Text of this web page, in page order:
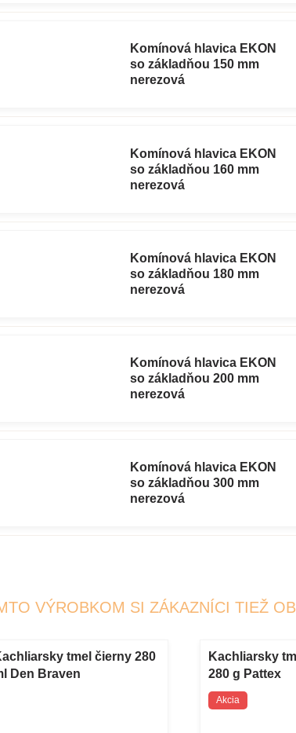
Komínová hlavica EKON
so základňou 150 mm
nerezová
Komínová hlavica EKON
so základňou 160 mm
nerezová
Komínová hlavica EKON
so základňou 180 mm
nerezová
Komínová hlavica EKON
so základňou 200 mm
nerezová
Komínová hlavica EKON
so základňou 300 mm
nerezová
VÝROBKOM SI ZÁKAZNÍCI TIEŽ
tmel čierny 280
Den Braven
Kachliarsky
280 g Pattex
Akcia